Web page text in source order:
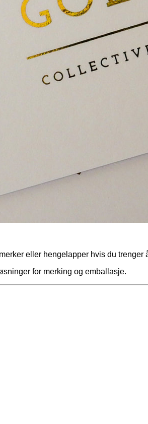
eller hengelapper hvis du
for merking og emballasje.